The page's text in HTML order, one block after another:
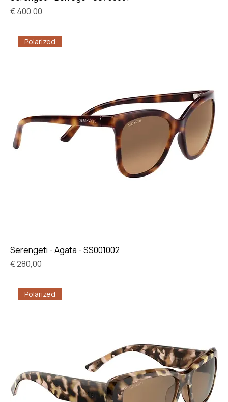
Prijs
€ 400,00
Polarized
Serengeti - Agata - SS001002
Prijs
€ 280,00
Polarized